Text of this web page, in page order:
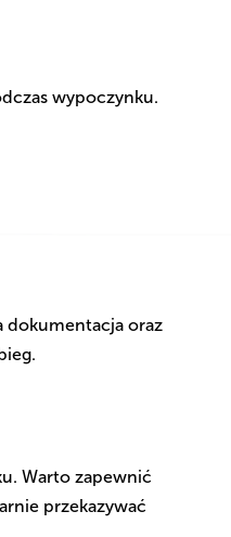
wypoczynku.
dokumentacja oraz
Warto zapewnić
przekazywać